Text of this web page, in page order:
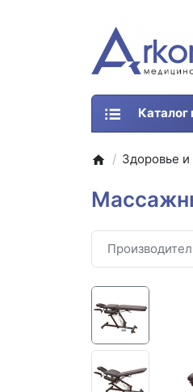
Каталог
Здоровье и